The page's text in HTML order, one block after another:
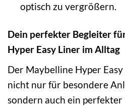
optisch zu vergrößern.
Dein perfekter Begleiter
Hyper Easy Liner im Alltag
Der Maybelline Hyper
nicht nur für besondere
sondern auch ein